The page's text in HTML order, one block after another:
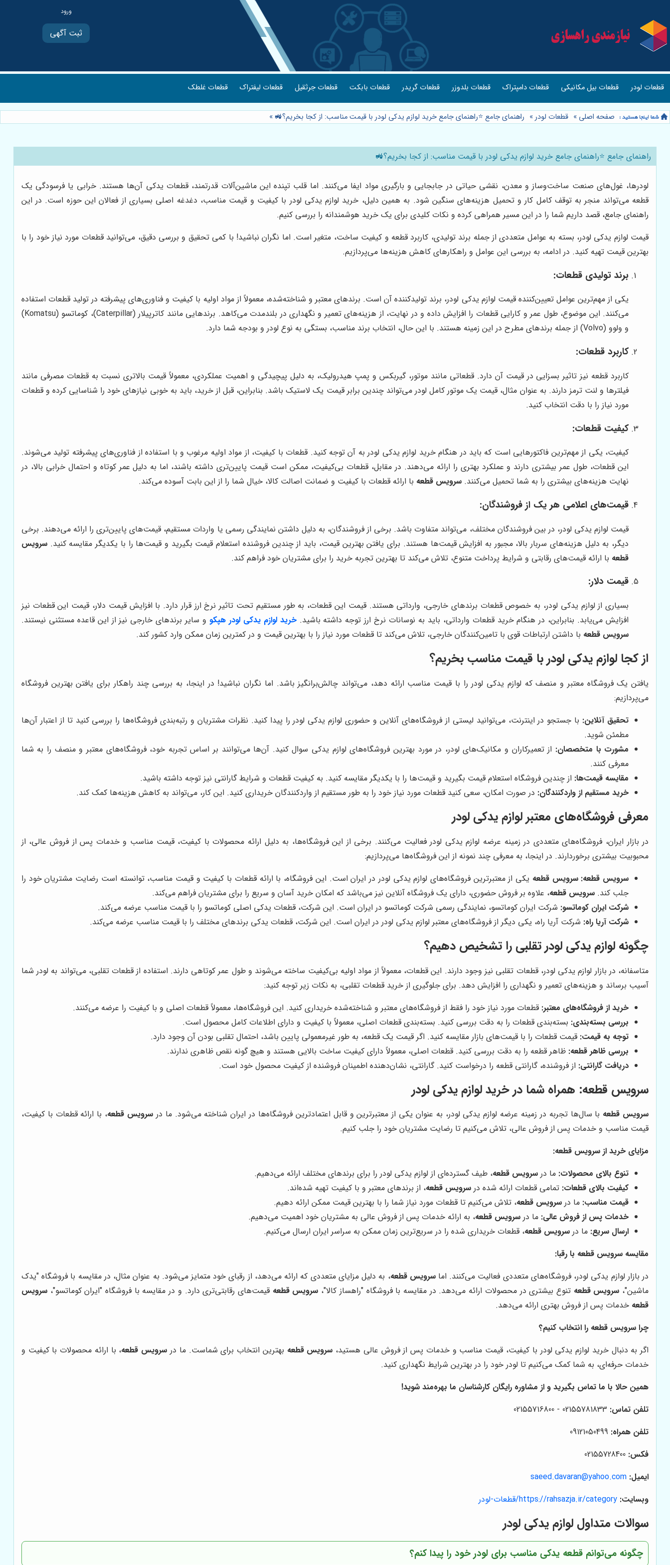
ثبت آگهی
قطعات لودر قطعات بیل مکانیکی قطعات دامپتراک قطعات بلدوزر قطعات گریدر قطعات بابکت قطعات جرثقیل قطعات لیفتراک قطعات غلطک
صفحه اصلی » قطعات لودر» راهنمای جامع ⭐️راهنمای جامع خرید لوازم یدکی لودر با قیمت مناسب: از کجا بخریم؟🚜 »
راهنمای جامع ⭐️راهنمای جامع خرید لوازم یدکی لودر با قیمت مناسب: از کجا بخریم؟🚜
لودرها، غول‌های صنعت ساخت‌وساز و معدن، نقشی حیاتی در جابجایی و بارگیری مواد ایفا می‌کنند. اما قلب تپنده این ماشین‌آلات قدرتمند، قطعات یدکی آن‌ها هستند. خرابی یا فرسودگی یک
قطعه می‌تواند منجر به توقف کامل کار و تحمیل هزینه‌های سنگین شود. به همین دلیل، خرید لوازم یدکی لودر با کیفیت و قیمت مناسب، دغدغه اصلی بسیاری از فعالان این حوزه است. در این
راهنمای جامع، قصد داریم شما را در این مسیر همراهی کرده و نکات کلیدی برای یک خرید هوشمندانه را بررسی کنیم.
قیمت لوازم یدکی لودر، بسته به عوامل متعددی از جمله برند تولیدی، کاربرد قطعه و کیفیت ساخت، متغیر است. اما نگران نباشید! با کمی تحقیق و بررسی دقیق، می‌توانید قطعات مورد نیاز خود را با
بهترین قیمت تهیه کنید. در ادامه، به بررسی این عوامل و راهکارهای کاهش هزینه‌ها می‌پردازیم.
برند تولیدی قطعات:
یکی از مهم‌ترین عوامل تعیین‌کننده قیمت لوازم یدکی لودر، برند تولیدکننده آن است. برندهای معتبر و شناخته‌شده، معمولاً از مواد اولیه با کیفیت و فناوری‌های پیشرفته در تولید قطعات استفاده
می‌کنند. این موضوع، طول عمر و کارایی قطعات را افزایش داده و در نهایت، از هزینه‌های تعمیر و نگهداری در بلندمدت می‌کاهد. برندهایی مانند کاترپیلار (Caterpillar)، کوماتسو (Komatsu)
و ولوو (Volvo) از جمله برندهای مطرح در این زمینه هستند. با این حال، انتخاب برند مناسب، بستگی به نوع لودر و بودجه شما دارد.
کاربرد قطعات:
کاربرد قطعه نیز تاثیر بسزایی در قیمت آن دارد. قطعاتی مانند موتور، گیربکس و پمپ هیدرولیک، به دلیل پیچیدگی و اهمیت عملکردی، معمولاً قیمت بالاتری نسبت به قطعات مصرفی مانند
فیلترها و لنت ترمز دارند. به عنوان مثال، قیمت یک موتور کامل لودر می‌تواند چندین برابر قیمت یک لاستیک باشد. بنابراین، قبل از خرید، باید به خوبی نیازهای خود را شناسایی کرده و قطعات
مورد نیاز را با دقت انتخاب کنید.
کیفیت قطعات:
کیفیت، یکی از مهم‌ترین فاکتورهایی است که باید در هنگام خرید لوازم یدکی لودر به آن توجه کنید. قطعات با کیفیت، از مواد اولیه مرغوب و با استفاده از فناوری‌های پیشرفته تولید می‌شوند.
این قطعات، طول عمر بیشتری دارند و عملکرد بهتری را ارائه می‌دهند. در مقابل، قطعات بی‌کیفیت، ممکن است قیمت پایین‌تری داشته باشند، اما به دلیل عمر کوتاه و احتمال خرابی بالا، در
نهایت هزینه‌های بیشتری را به شما تحمیل می‌کنند. سرویس قطعه با ارائه قطعات با کیفیت و ضمانت اصالت کالا، خیال شما را از این بابت آسوده می‌کند.
قیمت‌های اعلامی هر یک از فروشندگان:
قیمت لوازم یدکی لودر، در بین فروشندگان مختلف، می‌تواند متفاوت باشد. برخی از فروشندگان، به دلیل داشتن نمایندگی رسمی یا واردات مستقیم، قیمت‌های پایین‌تری را ارائه می‌دهند. برخی
دیگر، به دلیل هزینه‌های سربار بالا، مجبور به افزایش قیمت‌ها هستند. برای یافتن بهترین قیمت، باید از چندین فروشنده استعلام قیمت بگیرید و قیمت‌ها را با یکدیگر مقایسه کنید.سرویس
قطعه با ارائه قیمت‌های رقابتی و شرایط پرداخت متنوع، تلاش می‌کند تا بهترین تجربه خرید را برای مشتریان خود فراهم کند.
قیمت دلار:
بسیاری از لوازم یدکی لودر، به خصوص قطعات برندهای خارجی، وارداتی هستند. قیمت این قطعات، به طور مستقیم تحت تاثیر نرخ ارز قرار دارد. با افزایش قیمت دلار، قیمت این قطعات نیز
افزایش می‌یابد. بنابراین، در هنگام خرید قطعات وارداتی، باید به نوسانات نرخ ارز توجه داشته باشید.خرید لوازم یدکی لودر هپکو و سایر برندهای خارجی نیز از این قاعده مستثنی نیستند.
سرویس قطعه با داشتن ارتباطات قوی با تامین‌کنندگان خارجی، تلاش می‌کند تا قطعات مورد نیاز را با بهترین قیمت و در کمترین زمان ممکن وارد کشور کند.
از کجا لوازم یدکی لودر با قیمت مناسب بخریم؟
یافتن یک فروشگاه معتبر و منصف که لوازم یدکی لودر را با قیمت مناسب ارائه دهد، می‌تواند چالش‌برانگیز باشد. اما نگران نباشید! در اینجا، به بررسی چند راهکار برای یافتن بهترین فروشگاه
می‌پردازیم:
تحقیق آنلاین: با جستجو در اینترنت، می‌توانید لیستی از فروشگاه‌های آنلاین و حضوری لوازم یدکی لودر را پیدا کنید. نظرات مشتریان و رتبه‌بندی فروشگاه‌ها را بررسی کنید تا از اعتبار آن‌ها
مطمئن شوید.
مشورت با متخصصان: از تعمیرکاران و مکانیک‌های لودر، در مورد بهترین فروشگاه‌های لوازم یدکی سوال کنید. آن‌ها می‌توانند بر اساس تجربه خود، فروشگاه‌های معتبر و منصف را به شما
معرفی کنند.
مقایسه قیمت‌ها: از چندین فروشگاه استعلام قیمت بگیرید و قیمت‌ها را با یکدیگر مقایسه کنید. به کیفیت قطعات و شرایط گارانتی نیز توجه داشته باشید.
خرید مستقیم از واردکنندگان: در صورت امکان، سعی کنید قطعات مورد نیاز خود را به طور مستقیم از واردکنندگان خریداری کنید. این کار، می‌تواند به کاهش هزینه‌ها کمک کند.
معرفی فروشگاه‌های معتبر لوازم یدکی لودر
در بازار ایران، فروشگاه‌های متعددی در زمینه عرضه لوازم یدکی لودر فعالیت می‌کنند. برخی از این فروشگاه‌ها، به دلیل ارائه محصولات با کیفیت، قیمت مناسب و خدمات پس از فروش عالی، از
محبوبیت بیشتری برخوردارند. در اینجا، به معرفی چند نمونه از این فروشگاه‌ها می‌پردازیم:
سرویس قطعه: سرویس قطعه یکی از معتبرترین فروشگاه‌های لوازم یدکی لودر در ایران است. این فروشگاه، با ارائه قطعات با کیفیت و قیمت مناسب، توانسته است رضایت مشتریان خود را
جلب کند. سرویس قطعه، علاوه بر فروش حضوری، دارای یک فروشگاه آنلاین نیز می‌باشد که امکان خرید آسان و سریع را برای مشتریان فراهم می‌کند.
شرکت ایران کوماتسو: شرکت ایران کوماتسو، نمایندگی رسمی شرکت کوماتسو در ایران است. این شرکت، قطعات یدکی اصلی کوماتسو را با قیمت مناسب عرضه می‌کند.
شرکت آریا راه: شرکت آریا راه، یکی دیگر از فروشگاه‌های معتبر لوازم یدکی لودر در ایران است. این شرکت، قطعات یدکی برندهای مختلف را با قیمت مناسب عرضه می‌کند.
چگونه لوازم یدکی لودر تقلبی را تشخیص دهیم؟
متاسفانه، در بازار لوازم یدکی لودر، قطعات تقلبی نیز وجود دارند. این قطعات، معمولاً از مواد اولیه بی‌کیفیت ساخته می‌شوند و طول عمر کوتاهی دارند. استفاده از قطعات تقلبی، می‌تواند به لودر شما
آسیب برساند و هزینه‌های تعمیر و نگهداری را افزایش دهد. برای جلوگیری از خرید قطعات تقلبی، به نکات زیر توجه کنید:
خرید از فروشگاه‌های معتبر: قطعات مورد نیاز خود را فقط از فروشگاه‌های معتبر و شناخته‌شده خریداری کنید. این فروشگاه‌ها، معمولاً قطعات اصلی و با کیفیت را عرضه می‌کنند.
بررسی بسته‌بندی: بسته‌بندی قطعات را به دقت بررسی کنید. بسته‌بندی قطعات اصلی، معمولاً با کیفیت و دارای اطلاعات کامل محصول است.
توجه به قیمت: قیمت قطعات را با قیمت‌های بازار مقایسه کنید. اگر قیمت یک قطعه، به طور غیرمعمولی پایین باشد، احتمال تقلبی بودن آن وجود دارد.
بررسی ظاهر قطعه: ظاهر قطعه را به دقت بررسی کنید. قطعات اصلی، معمولاً دارای کیفیت ساخت بالایی هستند و هیچ گونه نقص ظاهری ندارند.
دریافت گارانتی: از فروشنده، گارانتی قطعه را درخواست کنید. گارانتی، نشان‌دهنده اطمینان فروشنده از کیفیت محصول خود است.
سرویس قطعه: همراه شما در خرید لوازم یدکی لودر
سرویس قطعه با سال‌ها تجربه در زمینه عرضه لوازم یدکی لودر، به عنوان یکی از معتبرترین و قابل اعتمادترین فروشگاه‌ها در ایران شناخته می‌شود. ما در سرویس قطعه، با ارائه قطعات با کیفیت،
قیمت مناسب و خدمات پس از فروش عالی، تلاش می‌کنیم تا رضایت مشتریان خود را جلب کنیم.
مزایای خرید از سرویس قطعه:
تنوع بالای محصولات: ما در سرویس قطعه، طیف گسترده‌ای از لوازم یدکی لودر را برای برندهای مختلف ارائه می‌دهیم.
کیفیت بالای قطعات: تمامی قطعات ارائه شده در سرویس قطعه، از برندهای معتبر و با کیفیت تهیه شده‌اند.
قیمت مناسب: ما در سرویس قطعه، تلاش می‌کنیم تا قطعات مورد نیاز شما را با بهترین قیمت ممکن ارائه دهیم.
خدمات پس از فروش عالی: ما در سرویس قطعه، به ارائه خدمات پس از فروش عالی به مشتریان خود اهمیت می‌دهیم.
ارسال سریع: ما در سرویس قطعه، قطعات خریداری شده را در سریع‌ترین زمان ممکن به سراسر ایران ارسال می‌کنیم.
مقایسه سرویس قطعه با رقبا:
در بازار لوازم یدکی لودر، فروشگاه‌های متعددی فعالیت می‌کنند. اماسرویس قطعه، به دلیل مزایای متعددی که ارائه می‌دهد، از رقبای خود متمایز می‌شود. به عنوان مثال، در مقایسه با فروشگاه "یدک
ماشین"، سرویس قطعه تنوع بیشتری در محصولات ارائه می‌دهد. در مقایسه با فروشگاه "راهساز کالا"، سرویس قطعه قیمت‌های رقابتی‌تری دارد. و در مقایسه با فروشگاه "ایران کوماتسو"،سرویس
قطعه خدمات پس از فروش بهتری ارائه می‌دهد.
چرا سرویس قطعه را انتخاب کنیم؟
اگر به دنبال خرید لوازم یدکی لودر با کیفیت، قیمت مناسب و خدمات پس از فروش عالی هستید، سرویس قطعه بهترین انتخاب برای شماست. ما در سرویس قطعه، با ارائه محصولات با کیفیت و
خدمات حرفه‌ای، به شما کمک می‌کنیم تا لودر خود را در بهترین شرایط نگهداری کنید.
همین حالا با ما تماس بگیرید و از مشاوره رایگان کارشناسان ما بهره‌مند شوید!
تلفن تماس:
تلفن همراه:
فکس:
ایمیل: saeed.davaran@yahoo.com
وبسایت: https://rahsazja.ir/category/قطعات-لودر
سوالات متداول لوازم یدکی لودر
چگونه می‌توانم قطعه یدکی مناسب برای لودر خود را پیدا کنم؟